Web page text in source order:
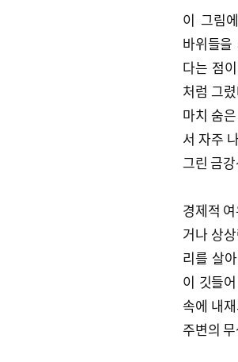
이 그림
바위들을
다는 점
처럼 그
마치 숨
서 자주
그린 금
경제적
거나 상
리를 살
이 깃들
속에 내
주변의